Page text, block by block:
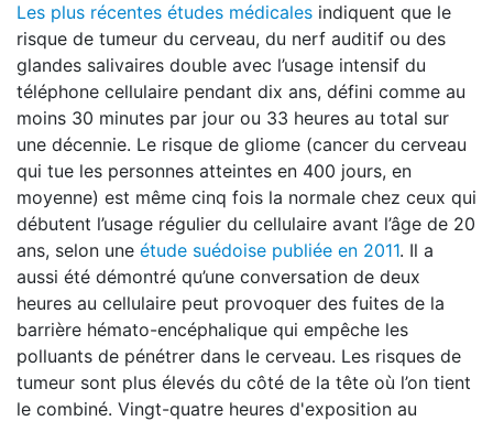
Les plus récentes études médicales indiquent que le
risque de tumeur du cerveau, du nerf auditif ou des
glandes salivaires double avec l’usage intensif du
téléphone cellulaire pendant dix ans, défini comme au
moins 30 minutes par jour ou 33 heures au total sur
une décennie. Le risque de gliome (cancer du cerveau
qui tue les personnes atteintes en 400 jours, en
moyenne) est même cinq fois la normale chez ceux qui
débutent l’usage régulier du cellulaire avant l’âge de 20
ans, selon une étude suédoise publiée en 2011. Il a
aussi été démontré qu’une conversation de deux
heures au cellulaire peut provoquer des fuites de la
barrière hémato-encéphalique qui empêche les
polluants de pénétrer dans le cerveau. Les risques de
tumeur sont plus élevés du côté de la tête où l’on tient
le combiné. Vingt-quatre heures d'exposition au